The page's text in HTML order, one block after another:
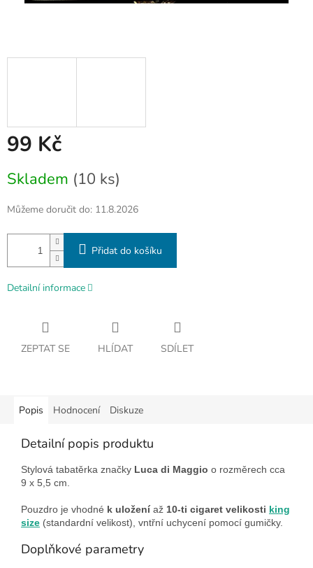
99 Kč
cena:
Skladem (10 ks)
Můžeme doručit do: 11.8.2026
Přidat do košíku
Detailní informace
ZEPTAT SE HLÍDAT SDÍLET
Popis Hodnocení Diskuze
Detailní popis produktu
Stylová tabatěrka značky Luca di Maggio o rozměrech cca
9 x 5,5 cm.
Pouzdro je vhodné k uloženíaž 10-ti cigaret velikosti king
size (standardní velikost), vntřní uchycení pomocí gumičky.
Doplňkové parametry